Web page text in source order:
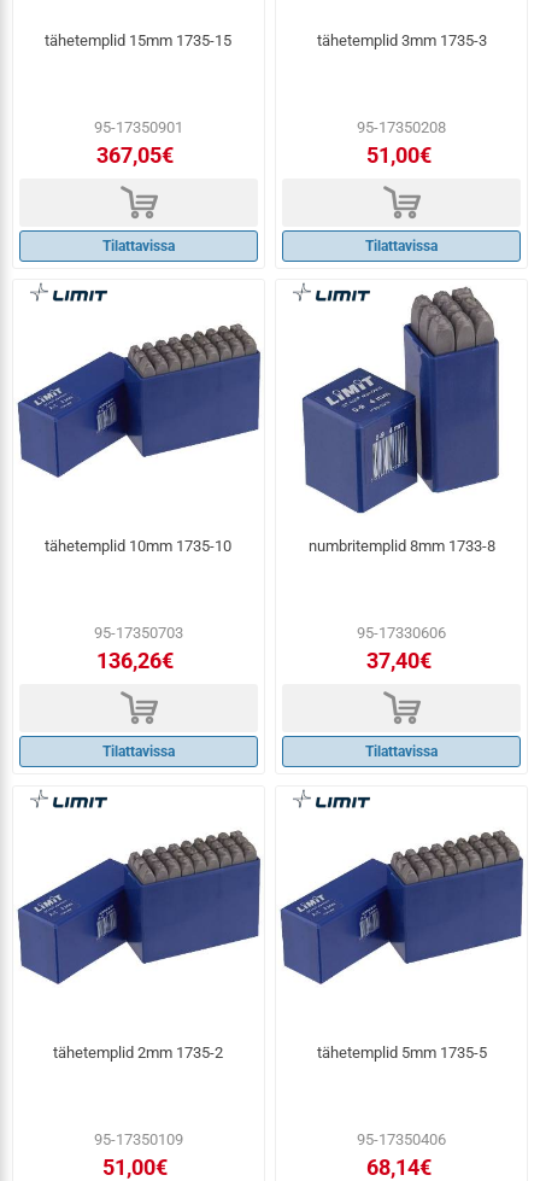
tähetemplid 15mm 1735-15
95-17350901
367,05€
d
Tilattavissa
tähetemplid 3mm 1735-3
95-17350208
51,00€
d
Tilattavissa
tähetemplid 10mm 1735-10
95-17350703
136,26€
d
Tilattavissa
numbritemplid 8mm 1733-8
95-17330606
37,40€
d
Tilattavissa
tähetemplid 2mm 1735-2
95-17350109
51,00€
tähetemplid 5mm 1735-5
95-17350406
68,14€